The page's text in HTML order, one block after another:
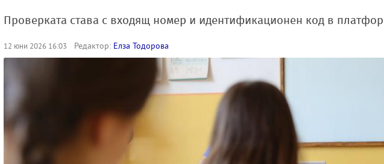
Проверката става с входящ номер и идентификационен код в
12 юни 2026 16:03 Редактор: Елза Тодорова